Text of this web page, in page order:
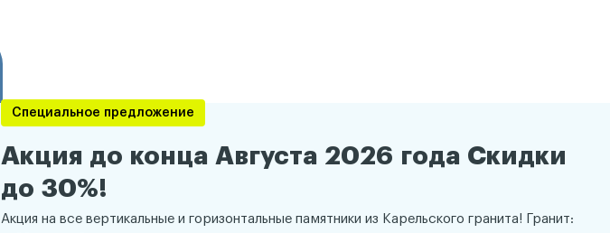
Специальное предложение
Акция до конца Августа 2026 года Скидки
до 30%!
Акция на все вертикальные и горизонтальные памятники из Карельского гранита! Гранит: